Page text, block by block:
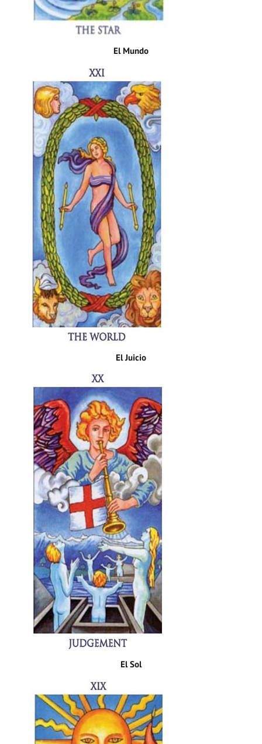
El Mundo
El Juicio
El Sol